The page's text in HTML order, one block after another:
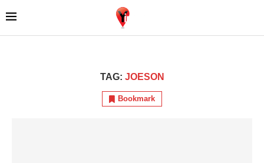
TAG: JOESON
Bookmark